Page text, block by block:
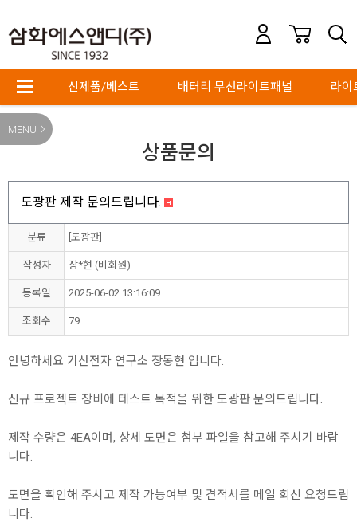
신제품/베스트 배터리 무선라이트패널 라이
MENU
상품문의
도광판 제작 문의드립니다.
분류 [도광판]
작성자 장*현 (비회원)
등록일 2025-06-02 13:16:09
조회수 79
안녕하세요 기산전자 연구소 장동현 입니다.
신규 프로젝트 장비에 테스트 목적을 위한 도광판 문의드립니다.
제작 수량은 4EA이며, 상세 도면은 첨부 파일을 참고해 주시기 바랍
니다.
도면을 확인해 주시고 제작 가능여부 및 견적서를 메일 회신 요청드립
니다.